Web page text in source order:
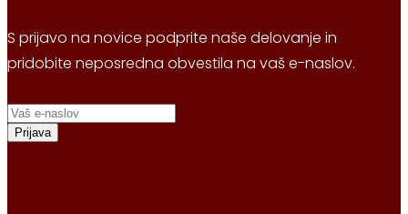
S prijavo na novice podprite naše delovanje in
pridobite neposredna obvestila na vaš e-naslov.
Prijava